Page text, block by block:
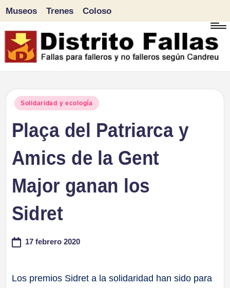
Saltar
al
Museos Trenes Coloso
Publicado
Solidaridad y ecología
Plaça del Patriarca y
Amics de la Gent
Major ganan los
Sidret
17 febrero 2020
Los premios Sidret a la solidaridad han sido para